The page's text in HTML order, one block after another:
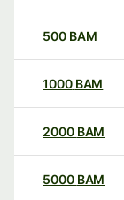
500 BAM
1000 BAM
2000 BAM
5000 BAM